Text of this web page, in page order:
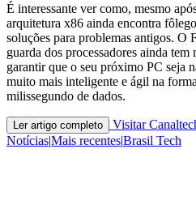
É interessante ver como, mesmo
arquitetura x86 ainda encontra
soluções para problemas antigos. O
guarda dos processadores ainda
garantir que o seu próximo PC seja
muito mais inteligente e ágil na
milissegundo de dados.
Ler artigo completo
Visitar
Notícias|Mais recentes|Brasil Tech